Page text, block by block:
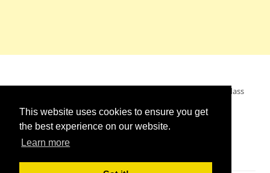
This website uses cookies to ensure you get
the best experience on our website.
Learn more
Mein Wunsch: dass alle Menschen ohne Krieg leben dürfen, dass
alle Menschen den Krieg verurteilen und sich von den
Kriegstreibern abwenden. Das wünsche ich mir.